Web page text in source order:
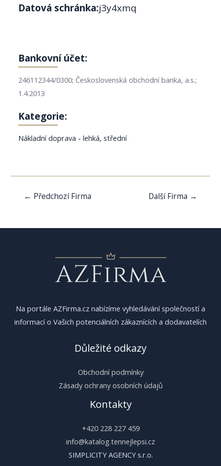
Datová schránka:j3y4xmq
Bankovní účet:
246112344/0300; Československá obchodní banka, a.s.;
1.4.2013
Kategorie:
Nákladní doprava - lehká, střední
Navigace
← Předchozí Firma Další Firma →
Na portále AZFirma.cz nabízíme vyhledávání společností a
informací o Vašich potenciálních zákaznících a dodavatelích
Důležité odkazy
Obchodní podmínky
Zásady ochrany osobních údajů
Kontakty
+420 228 227 459
info@katalog.tennejlepsi.cz
SIMPLICITY AGENCY s.r.o.